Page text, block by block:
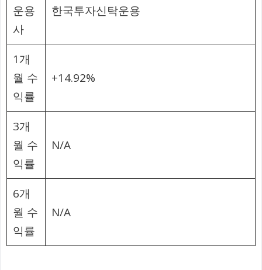
운용
사
한국투자신탁운용
1개
월 수
익률
+14.92%
3개
월 수
익률
N/A
6개
월 수
익률
N/A